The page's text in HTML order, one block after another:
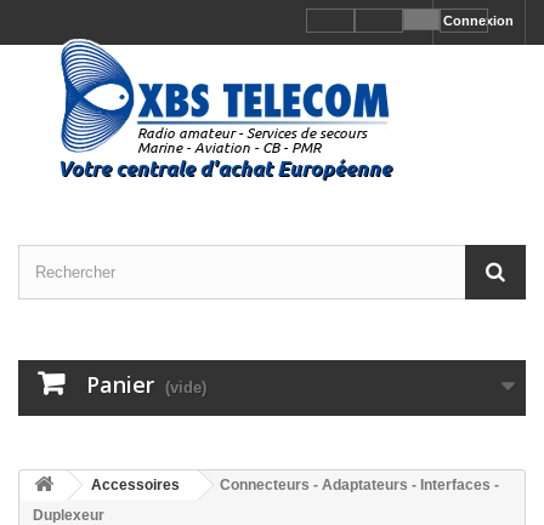
Connexion
Panier (vide)
Accessoires
Connecteurs - Adaptateurs - Interfaces -
Duplexeur